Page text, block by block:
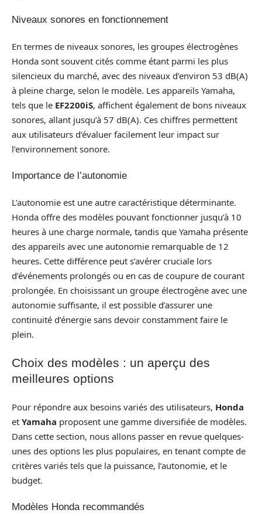
Niveaux sonores en fonctionnement
En termes de niveaux sonores, les groupes électrogènes
Honda sont souvent cités comme étant parmi les plus
silencieux du marché, avec des niveaux d’environ 53 dB(A)
à pleine charge, selon le modèle. Les appareils Yamaha,
tels que le EF2200iS, affichent également de bons niveaux
sonores, allant jusqu’à 57 dB(A). Ces chiffres permettent
aux utilisateurs d’évaluer facilement leur impact sur
l’environnement sonore.
Importance de l’autonomie
L’autonomie est une autre caractéristique déterminante.
Honda offre des modèles pouvant fonctionner jusqu’à 10
heures à une charge normale, tandis que Yamaha présente
des appareils avec une autonomie remarquable de 12
heures. Cette différence peut s’avérer cruciale lors
d’événements prolongés ou en cas de coupure de courant
prolongée. En choisissant un groupe électrogène avec une
autonomie suffisante, il est possible d’assurer une
continuité d’énergie sans devoir constamment faire le
plein.
Choix des modèles : un aperçu des
meilleures options
Pour répondre aux besoins variés des utilisateurs, Honda
et Yamaha proposent une gamme diversifiée de modèles.
Dans cette section, nous allons passer en revue quelques-
unes des options les plus populaires, en tenant compte de
critères variés tels que la puissance, l’autonomie, et le
budget.
Modèles Honda recommandés